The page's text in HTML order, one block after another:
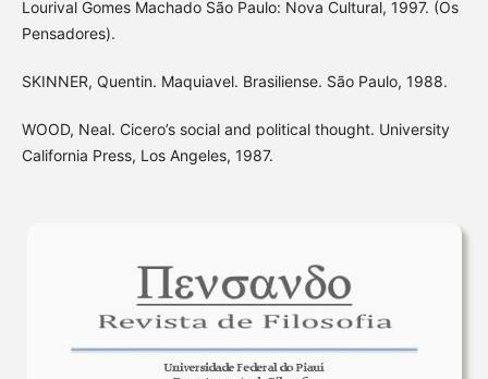
Lourival Gomes Machado São Paulo: Nova Cultural, 1997. (Os
Pensadores).
SKINNER, Quentin. Maquiavel. Brasiliense. São Paulo, 1988.
WOOD, Neal. Cicero’s social and political thought. University
California Press, Los Angeles, 1987.